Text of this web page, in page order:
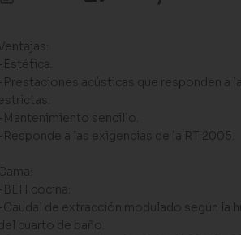
Estética.
Prestaciones acústicas que responden a
Mantenimiento sencillo.
Responde a las exigencias de la RT 2005.
BEH cocina:
Caudal de extracción modulado según la
cuarto de baño.